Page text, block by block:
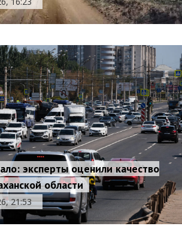
эксперты оценили качество
области
21:53